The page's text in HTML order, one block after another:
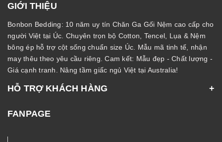
GIỚI THIỆU
Bonbon Bedding: 10 năm uy tín Chăn Ga Gối Nệm cao cấp cho
người Việt tại Úc. Chuyên trọn bộ Cotton, Tencel, Lụa & Nệm
bông ép hỗ trợ cột sống chuẩn size Úc. Mẫu mã tinh tế, nhận
may thêu theo yêu cầu riêng. Cam kết: Mẫu đẹp - Chất lượng -
Giá cạnh tranh. Nâng tầm giấc ngủ Việt tại Australia!
HỖ TRỢ KHÁCH HÀNG
FANPAGE